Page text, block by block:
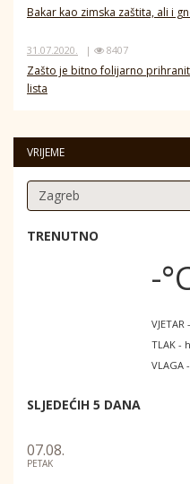
Bakar kao zimska zaštita, ali i
31.07.2020. | 8407
Zašto je bitno folijarno
lista
VRIJEME
TRENUTNO
-
TLAK -
VLAGA
SLJEDEĆIH 5 DANA
07.08.
PETAK